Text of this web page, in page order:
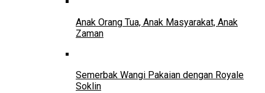
Anak Orang Tua, Anak Masyarakat, Anak
Zaman
Semerbak Wangi Pakaian dengan Royale
Soklin